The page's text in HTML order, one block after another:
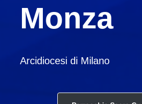
Monza
Arcidiocesi di Milano